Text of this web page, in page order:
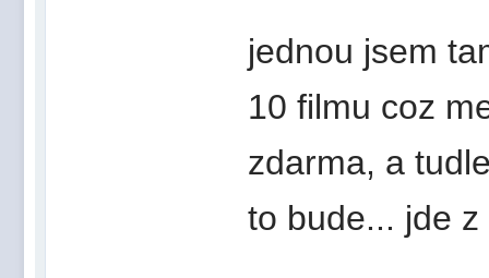
jednou jsem
10 filmu coz
zdarma, a
to bude... jde